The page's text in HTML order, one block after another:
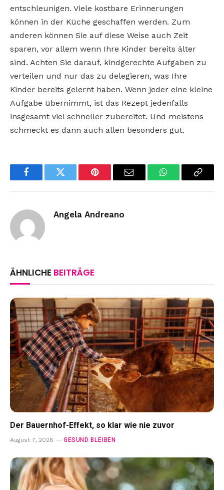
entschleunigen. Viele kostbare Erinnerungen
können in der Küche geschaffen werden. Zum
anderen können Sie auf diese Weise auch Zeit
sparen, vor allem wenn Ihre Kinder bereits älter
sind. Achten Sie darauf, kindgerechte Aufgaben zu
verteilen und nur das zu delegieren, was Ihre
Kinder bereits gelernt haben. Wenn jeder eine kleine
Aufgabe übernimmt, ist das Rezept jedenfalls
insgesamt viel schneller zubereitet. Und meistens
schmeckt es dann auch allen besonders gut.
FacebookTwitter Pinterest Email WhatsAppCopy
Angela Andreano
ÄHNLICHE BEITRÄGE
Der Bauernhof-Effekt, so klar wie nie zuvor
August 7, 2026 GESUND BLEIBEN